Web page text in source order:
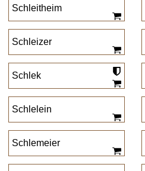
Schleitheim
Schleizer
Schlek
Schlelein
Schlemeier